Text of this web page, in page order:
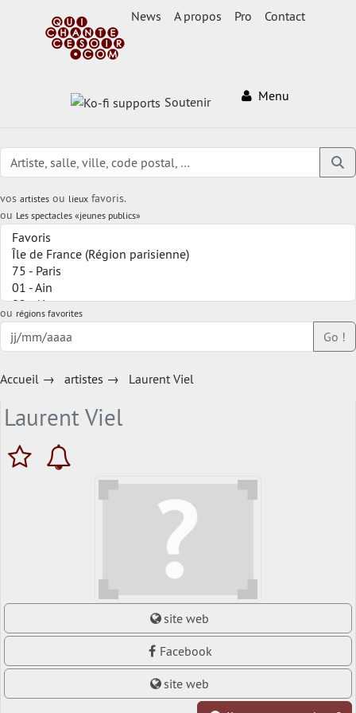
News A propos Pro Contact
Soutenir Menu
vos artistes ou lieux favoris.
ou Les spectacles «jeunes publics»
ou régions favorites
Go !
Accueil → artistes → Laurent Viel
Laurent Viel
site web
Facebook
site web